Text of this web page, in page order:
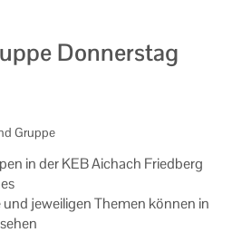
Donnerstag
Gruppe
in der KEB Aichach Fried­berg
je­wei­li­gen The­men kön­nen in